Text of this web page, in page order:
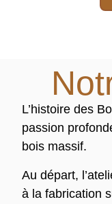
L’histoire des
passion
bois massif.
Au départ,
à la fabrication